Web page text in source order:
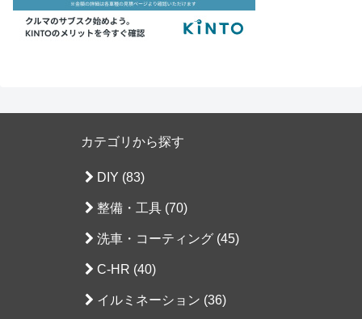
カテゴリから探す
DIY (83)
整備・工具 (70)
洗車・コーティング (45)
C-HR (40)
イルミネーション (36)